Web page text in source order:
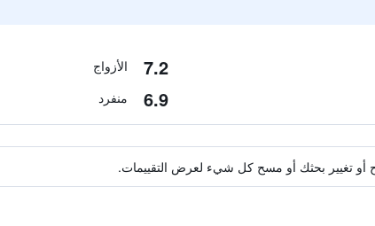
7.2 الأزواج
6.9 منفرد
أو تغيير بحثك أو مسح كل شيء لعرض التقييمات.